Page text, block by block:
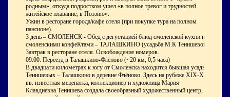
родным», откуда подростком ушел «в полное тревог и трудностей
житейское плавание, в Поэзию».
Ужин в ресторане города/кафе отеля (при покупке тура на полном
пансионе).
3 день – СМОЛЕНСК - Обед с дегустацией блюд смоленской кухни и
смоленскими конфеКтами – ТАЛАШКИНО (усадьба М.К Тенишевой)
Завтрак в ресторане отеля. Освобождение номеров.
09:00. Переезд в Талашкино-Флёново (~20 км, 0,5 часа)
В двадцати километрах к югу от Смоленска находится бывшая усадьба
Тенишевых – Талашкино в деревне Флёново. Здесь на рубеже XIX-XX
вв. известная меценатка, коллекционер и художница Мария
Клавдиевна Тенишева создала своеобразный художественный центр,